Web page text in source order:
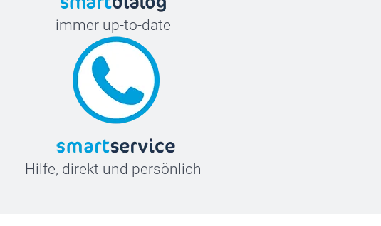
immer up-to-date
Hilfe, direkt und persönlich